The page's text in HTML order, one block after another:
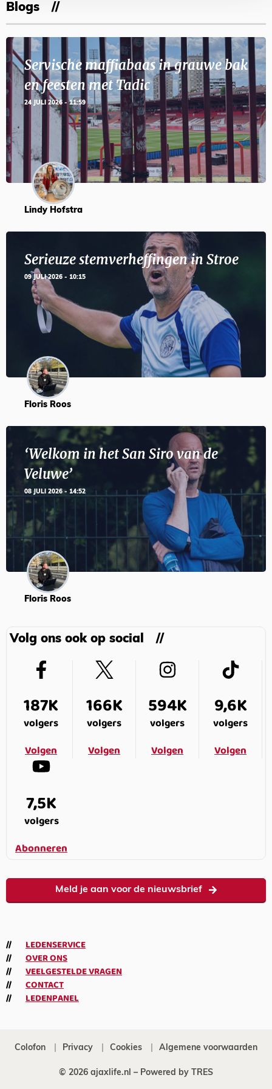
Blogs
Servische maffiabaas in grauwe bak
en feesten met Tadic
24 JULI 2026 - 11:59
Lindy Hofstra
Serieuze stemverheffingen in Stroe
09 JULI 2026 - 10:15
Floris Roos
‘Welkom in het San Siro van de
Veluwe’
08 JULI 2026 - 14:52
Floris Roos
Volg ons ook op social
187K
volgers
Volgen
166K
volgers
Volgen
594K
volgers
Volgen
9,6K
volgers
Volgen
7,5K
volgers
Abonneren
Meld je aan voor de nieuwsbrief
LEDENSERVICE
OVER ONS
VEELGESTELDE VRAGEN
CONTACT
LEDENPANEL
Colofon Privacy Cookies Algemene voorwaarden
© 2026 ajaxlife.nl – Powered by TRES